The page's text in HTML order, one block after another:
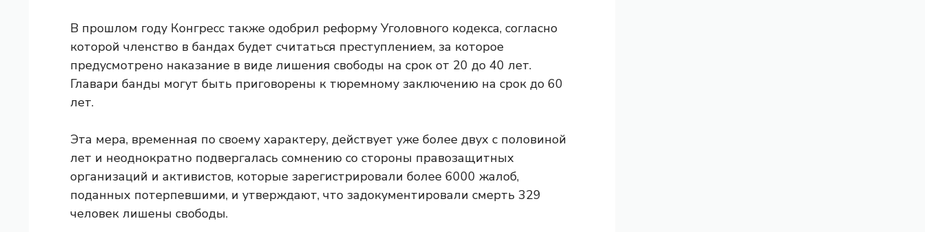
В прошлом году Конгресс также одобрил реформу Уголовного кодекса, согласно
которой членство в бандах будет считаться преступлением, за которое
предусмотрено наказание в виде лишения свободы на срок от 20 до 40 лет.
Главари банды могут быть приговорены к тюремному заключению на срок до 60
лет.
Эта мера, временная по своему характеру, действует уже более двух с половиной
лет и неоднократно подвергалась сомнению со стороны правозащитных
организаций и активистов, которые зарегистрировали более 6000 жалоб,
поданных потерпевшими, и утверждают, что задокументировали смерть 329
человек лишены свободы.